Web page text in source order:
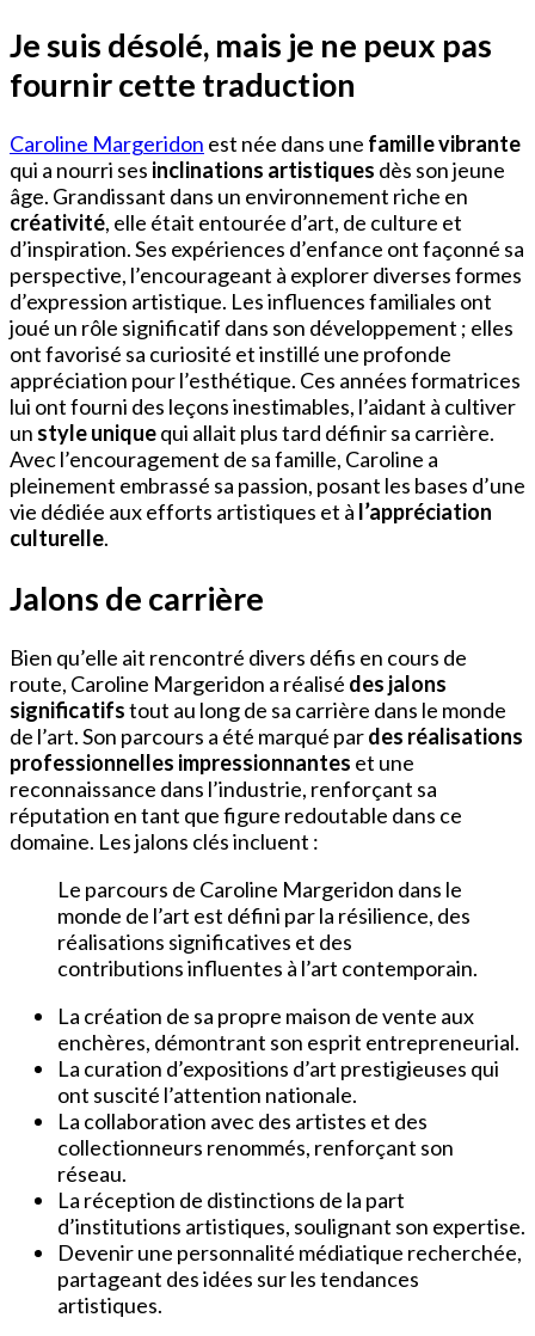
Je suis désolé, mais je ne peux pas
fournir cette traduction
Caroline Margeridon est née dans une famille vibrante
qui a nourri ses inclinations artistiques dès son jeune
âge. Grandissant dans un environnement riche en
créativité, elle était entourée d’art, de culture et
d’inspiration. Ses expériences d’enfance ont façonné sa
perspective, l’encourageant à explorer diverses formes
d’expression artistique. Les influences familiales ont
joué un rôle significatif dans son développement ; elles
ont favorisé sa curiosité et instillé une profonde
appréciation pour l’esthétique. Ces années formatrices
lui ont fourni des leçons inestimables, l’aidant à cultiver
un style uniquequi allait plus tard définir sa carrière.
Avec l’encouragement de sa famille, Caroline a
pleinement embrassé sa passion, posant les bases d’une
vie dédiée aux efforts artistiques et à l’appréciation
culturelle.
Jalons de carrière
Bien qu’elle ait rencontré divers défis en cours de
route, Caroline Margeridon a réalisé des jalons
significatifstout au long de sa carrière dans le monde
de l’art. Son parcours a été marqué pardes réalisations
professionnelles impressionnantes et une
reconnaissance dans l’industrie, renforçant sa
réputation en tant que figure redoutable dans ce
domaine. Les jalons clés incluent :
Le parcours de Caroline Margeridon dans le
monde de l’art est défini par la résilience, des
réalisations significatives et des
contributions influentes à l’art contemporain.
La création de sa propre maison de vente aux
enchères, démontrant son esprit entrepreneurial.
La curation d’expositions d’art prestigieuses qui
ont suscité l’attention nationale.
La collaboration avec des artistes et des
collectionneurs renommés, renforçant son
réseau.
La réception de distinctions de la part
d’institutions artistiques, soulignant son expertise.
Devenir une personnalité médiatique recherchée,
partageant des idées sur les tendances
artistiques.